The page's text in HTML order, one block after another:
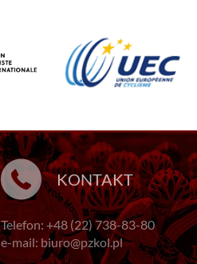
KONTAKT
Telefon: +48 (22) 738-83-80
e-mail: biuro@pzkol.pl